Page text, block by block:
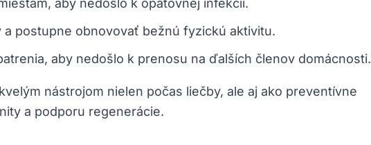
aby nedošlo k opätovnej infekcii.
postupne obnovovať bežnú fyzickú aktivitu.
aby nedošlo k prenosu na ďalších členov domácnosti.
nástrojom nielen počas liečby, ale aj ako preventívne
a podporu regenerácie.